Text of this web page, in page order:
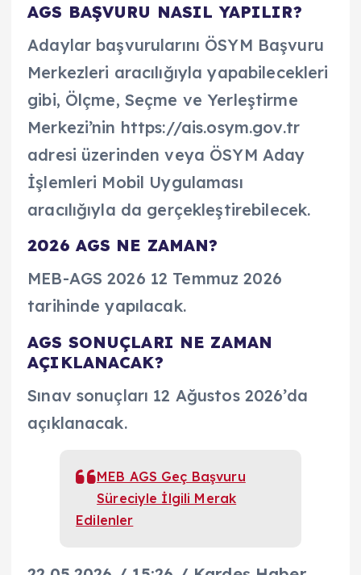
AGS BAŞVURU NASIL YAPILIR?
Adaylar başvurularını ÖSYM Başvuru
Merkezleri aracılığıyla yapabilecekleri
gibi, Ölçme, Seçme ve Yerleştirme
Merkezi’nin https://ais.osym.gov.tr
adresi üzerinden veya ÖSYM Aday
İşlemleri Mobil Uygulaması
aracılığıyla da gerçekleştirebilecek.
2026 AGS NE ZAMAN?
MEB-AGS 2026 12 Temmuz 2026
tarihinde yapılacak.
AGS SONUÇLARI NE ZAMAN
AÇIKLANACAK?
Sınav sonuçları 12 Ağustos 2026’da
açıklanacak.
MEB AGS Geç Başvuru
Süreciyle İlgili Merak
Edilenler